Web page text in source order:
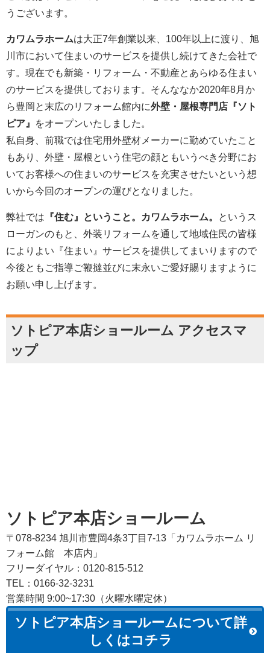
うございます。
カワムラホームは大正7年創業以来、100年以上に渡り、旭
川市において住まいのサービスを提供し続けてきた会社で
す。現在でも新築・リフォーム・不動産とあらゆる住まい
のサービスを提供しております。そんななか2020年8月か
ら豊岡と末広のリフォーム館内に外壁・屋根専門店『ソト
ピア』
をオープンいたしました。
私自身、前職では住宅用外壁材メーカーに勤めていたこと
もあり、外壁・屋根という住宅の顔ともいうべき分野にお
いてお客様への住まいのサービスを充実させたいという想
いから今回のオープンの運びとなりました。
弊社では 『住む』ということ。カワムラホーム。
というス
ローガンのもと、外装リフォームを通して地域住民の皆様
によりよい『住まい』サービスを提供してまいりますので
今後ともご指導ご鞭撻並びに末永いご愛好賜りますように
お願い申し上げます。
ソトピア本店ショールーム アクセスマ
ップ
ソトピア本店ショールーム
〒078-8234 旭川市豊岡4条3丁目7-13「カワムラホーム リ
フォーム館 本店内」
フリーダイヤル：0120-815-512
TEL：0166-32-3231
営業時間 9:00~17:30（火曜水曜定休）
ソトピア本店ショールームについて詳
しくはコチラ